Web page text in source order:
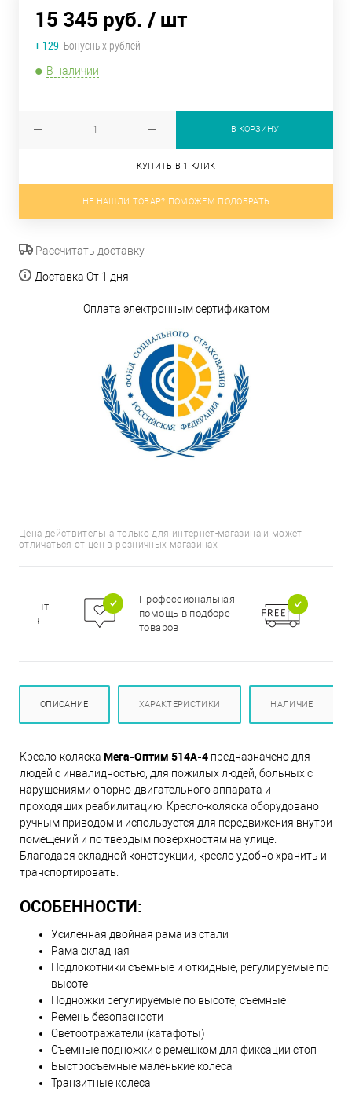
15 345 руб. / шт
+ 129 Бонусных рублей
В наличии
В КОРЗИНУ
КУПИТЬ В 1 КЛИК
НЕ НАШЛИ ТОВАР? ПОМОЖЕМ ПОДОБРАТЬ
Рассчитать доставку
Доставка От 1 дня
Оплата электронным сертификатом
Цена действительна только для интернет-магазина и может
отличаться от цен в розничных магазинах
Профессиональная
помощь в подборе
товаров
ОПИСАНИЕ ХАРАКТЕРИСТИКИ НАЛИЧИЕ
Кресло-коляска Мега-Оптим 514A-4 предназначено для
людей с инвалидностью, для пожилых людей, больных с
нарушениями опорно-двигательного аппарата и
проходящих реабилитацию. Кресло-коляска оборудовано
ручным приводом и используется для передвижения внутри
помещений и по твердым поверхностям на улице.
Благодаря складной конструкции, кресло удобно хранить и
транспортировать.
ОСОБЕННОСТИ:
Усиленная двойная рама из стали
Рама складная
Подлокотники съемные и откидные, регулируемые по
высоте
Подножки регулируемые по высоте, съемные
Ремень безопасности
Светоотражатели (катафоты)
Съемные подножки с ремешком для фиксации стоп
Быстросъемные маленькие колеса
Транзитные колеса